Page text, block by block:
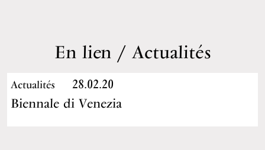
En lien / Actualités
Actualités
28.02.20
Biennale di Venezia